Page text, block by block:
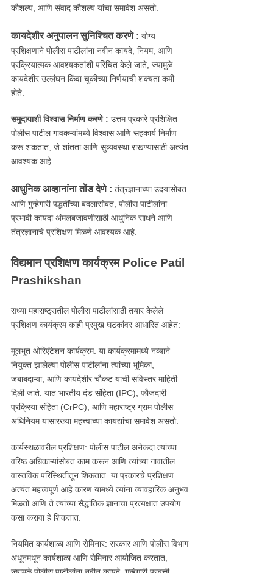
कौशल्य, आणि संवाद कौशल्य यांचा समावेश असतो.
कायदेशीर अनुपालन सुनिश्चित करणे : योग्य
प्रशिक्षणाने पोलीस पाटीलांना नवीन कायदे, नियम, आणि
प्रक्रियात्मक आवश्यकतांशी परिचित केले जाते, ज्यामुळे
कायदेशीर उल्लंघन किंवा चुकीच्या निर्णयाची शक्यता कमी
होते.
समुदायाशी विश्वास निर्माण करणे : उत्तम प्रकारे प्रशिक्षित
पोलीस पाटील गावकऱ्यांमध्ये विश्वास आणि सहकार्य निर्माण
करू शकतात, जे शांतता आणि सुव्यवस्था राखण्यासाठी अत्यंत
आवश्यक आहे.
आधुनिक आव्हानांना तोंड देणे : तंत्रज्ञानाच्या उदयासोबत
आणि गुन्हेगारी पद्धतींच्या बदलासोबत, पोलीस पाटीलांना
प्रभावी कायदा अंमलबजावणीसाठी आधुनिक साधने आणि
तंत्रज्ञानाचे प्रशिक्षण मिळणे आवश्यक आहे.
विद्यमान प्रशिक्षण कार्यक्रम Police Patil
Prashikshan
सध्या महाराष्ट्रातील पोलीस पाटीलांसाठी तयार केलेले
प्रशिक्षण कार्यक्रम काही प्रमुख घटकांवर आधारित आहेत:
मूलभूत ओरिएंटेशन कार्यक्रम: या कार्यक्रमामध्ये नव्याने
नियुक्त झालेल्या पोलीस पाटीलांना त्यांच्या भूमिका,
जबाबदाऱ्या, आणि कायदेशीर चौकट याची सविस्तर माहिती
दिली जाते. यात भारतीय दंड संहिता (IPC), फौजदारी
प्रक्रिया संहिता (CrPC), आणि महाराष्ट्र ग्राम पोलीस
अधिनियम यासारख्या महत्त्वाच्या कायद्यांचा समावेश असतो.
कार्यस्थळावरील प्रशिक्षण: पोलीस पाटील अनेकदा त्यांच्या
वरिष्ठ अधिकाऱ्यांसोबत काम करून आणि त्यांच्या गावातील
वास्तविक परिस्थितीतून शिकतात. या प्रकारचे प्रशिक्षण
अत्यंत महत्त्वपूर्ण आहे कारण यामध्ये त्यांना व्यावहारिक अनुभव
मिळतो आणि ते त्यांच्या सैद्धांतिक ज्ञानाचा प्रत्यक्षात उपयोग
कसा करावा हे शिकतात.
नियमित कार्यशाळा आणि सेमिनार: सरकार आणि पोलीस विभाग
अधूनमधून कार्यशाळा आणि सेमिनार आयोजित करतात,